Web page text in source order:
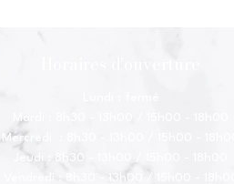
Mardi : 8h30 - 13h00 / 15h00 - 18h00
Mercredi : 8h30 - 13h00 / 15h00 - 18h00
Jeudi : 8h30 - 13h00 / 15h00 - 18h00
Vendredi : 8h30 - 13h00 / 15h00 - 18h00